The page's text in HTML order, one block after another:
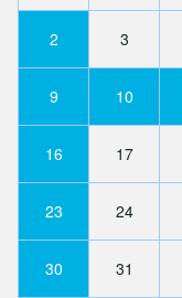
2 3
9 10
16 17
23 24
30 31